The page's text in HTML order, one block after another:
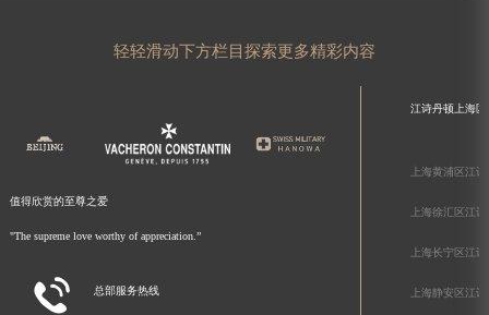
轻轻滑动下方栏目探索更多精彩内容
值得欣赏的至尊之爱
"The supreme love worthy of appreciation.”
 总部服务热线
江诗丹顿上海区
上海黄浦区江
上海徐汇区江
上海长宁区江
上海静安区江